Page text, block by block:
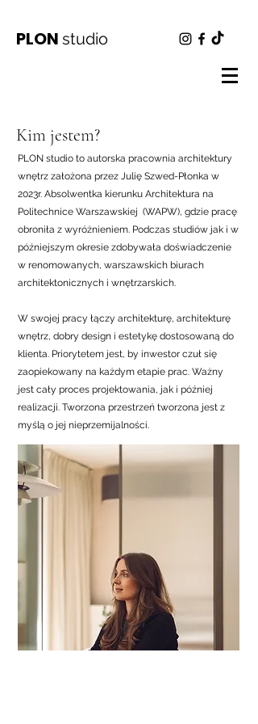
PLON studio
Kim jestem?
PLON studio to autorska pracownia architektury
wnętrz założona przez Julię Szwed-Płonka w
2023r. Absolwentka kierunku Architektura na
Politechnice Warszawskiej (WAPW), gdzie pracę
obroniła z wyróżnieniem. Podczas studiów jak i w
późniejszym okresie zdobywała doświadczenie
w renomowanych, warszawskich biurach
architektonicznych i wnętrzarskich.
W swojej pracy łączy architekturę, architekturę
wnętrz, dobry design i estetykę dostosowaną do
klienta. Priorytetem jest, by inwestor czuł się
zaopiekowany na każdym etapie prac. Ważny
jest cały proces projektowania, jak i później
realizacji. Tworzona przestrzeń tworzona jest z
myślą o jej nieprzemijalności.